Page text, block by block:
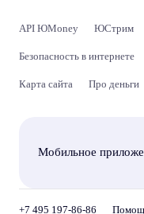
API ЮMoney ЮСтрим
Безопасность в интернете
Карта сайта Про деньги
Мобильное
+7 495 197-86-86